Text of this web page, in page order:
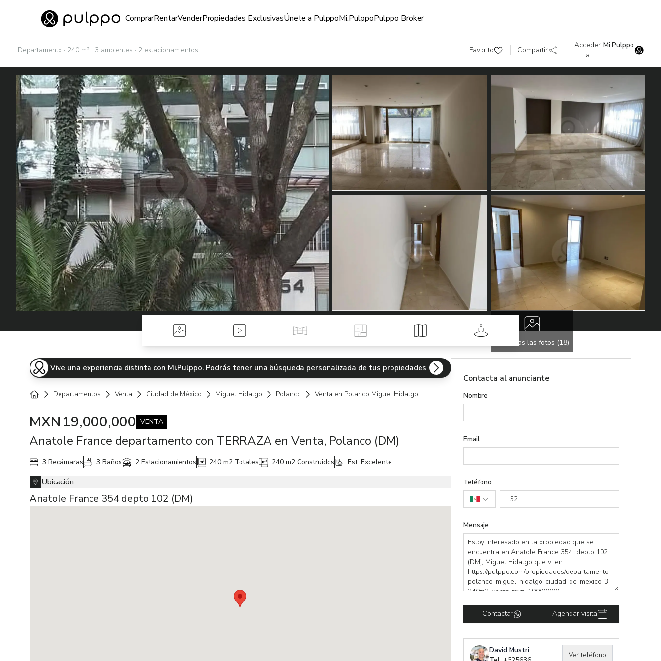
Ir al home
ComprarRentarVenderPropiedades ExclusivasÚnete a PulppoMi.PulppoPulppo Broker
Favorito Compartir
Acceder
a
Mi.Pulppo
Departamento · 240 m² · 3 ambientes · 2 estacionamientos
Ver todas las fotos (18)
Fotos Videos Tour Virtual Planos Mapa Street View
Vive una experiencia distinta con Mi.Pulppo. Podrás tener una búsqueda personalizada de tus propiedades
Departamentos Venta Ciudad de México Miguel Hidalgo Polanco Venta en Polanco Miguel Hidalgo
MXN 19,000,000 VENTA
Anatole France departamento con TERRAZA en Venta, Polanco (DM)
3 Recámaras 3 Baños 2 Estacionamientos 240 m2 Totales 240 m2 Construidos Est. Excelente
Ubicación
Anatole France 354 depto 102 (DM)
Contacta al anunciante
Nombre
Email
Teléfono
+52
Mensaje
Contactar Agendar visita
David Mustri
Ver teléfono